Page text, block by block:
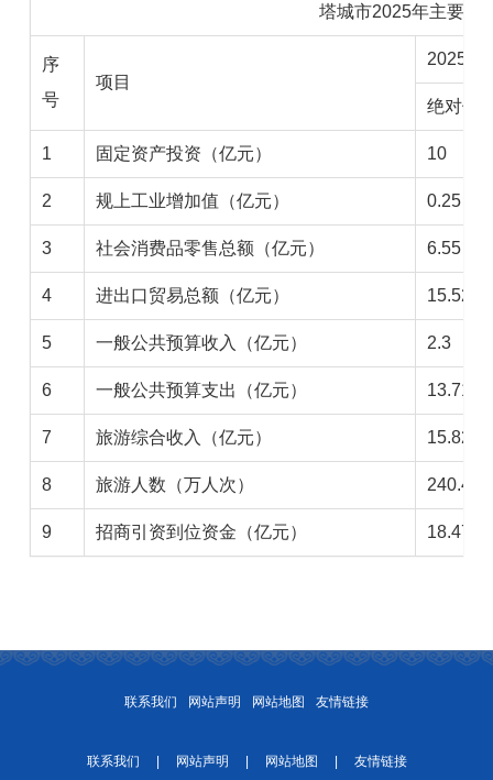
塔城市2025年主要经
序
号
项目
2025年
绝对值
1 固定资产投资（亿元） 10
2 规上工业增加值（亿元） 0.25
3 社会消费品零售总额（亿元） 6.55
4 进出口贸易总额（亿元） 15.52
5 一般公共预算收入（亿元） 2.3
6 一般公共预算支出（亿元） 13.71
7 旅游综合收入（亿元） 15.82
8 旅游人数（万人次） 240.44
9 招商引资到位资金（亿元） 18.47
联系我们 网站声明 网站地图 友情链接
联系我们 | 网站声明 | 网站地图 | 友情链接